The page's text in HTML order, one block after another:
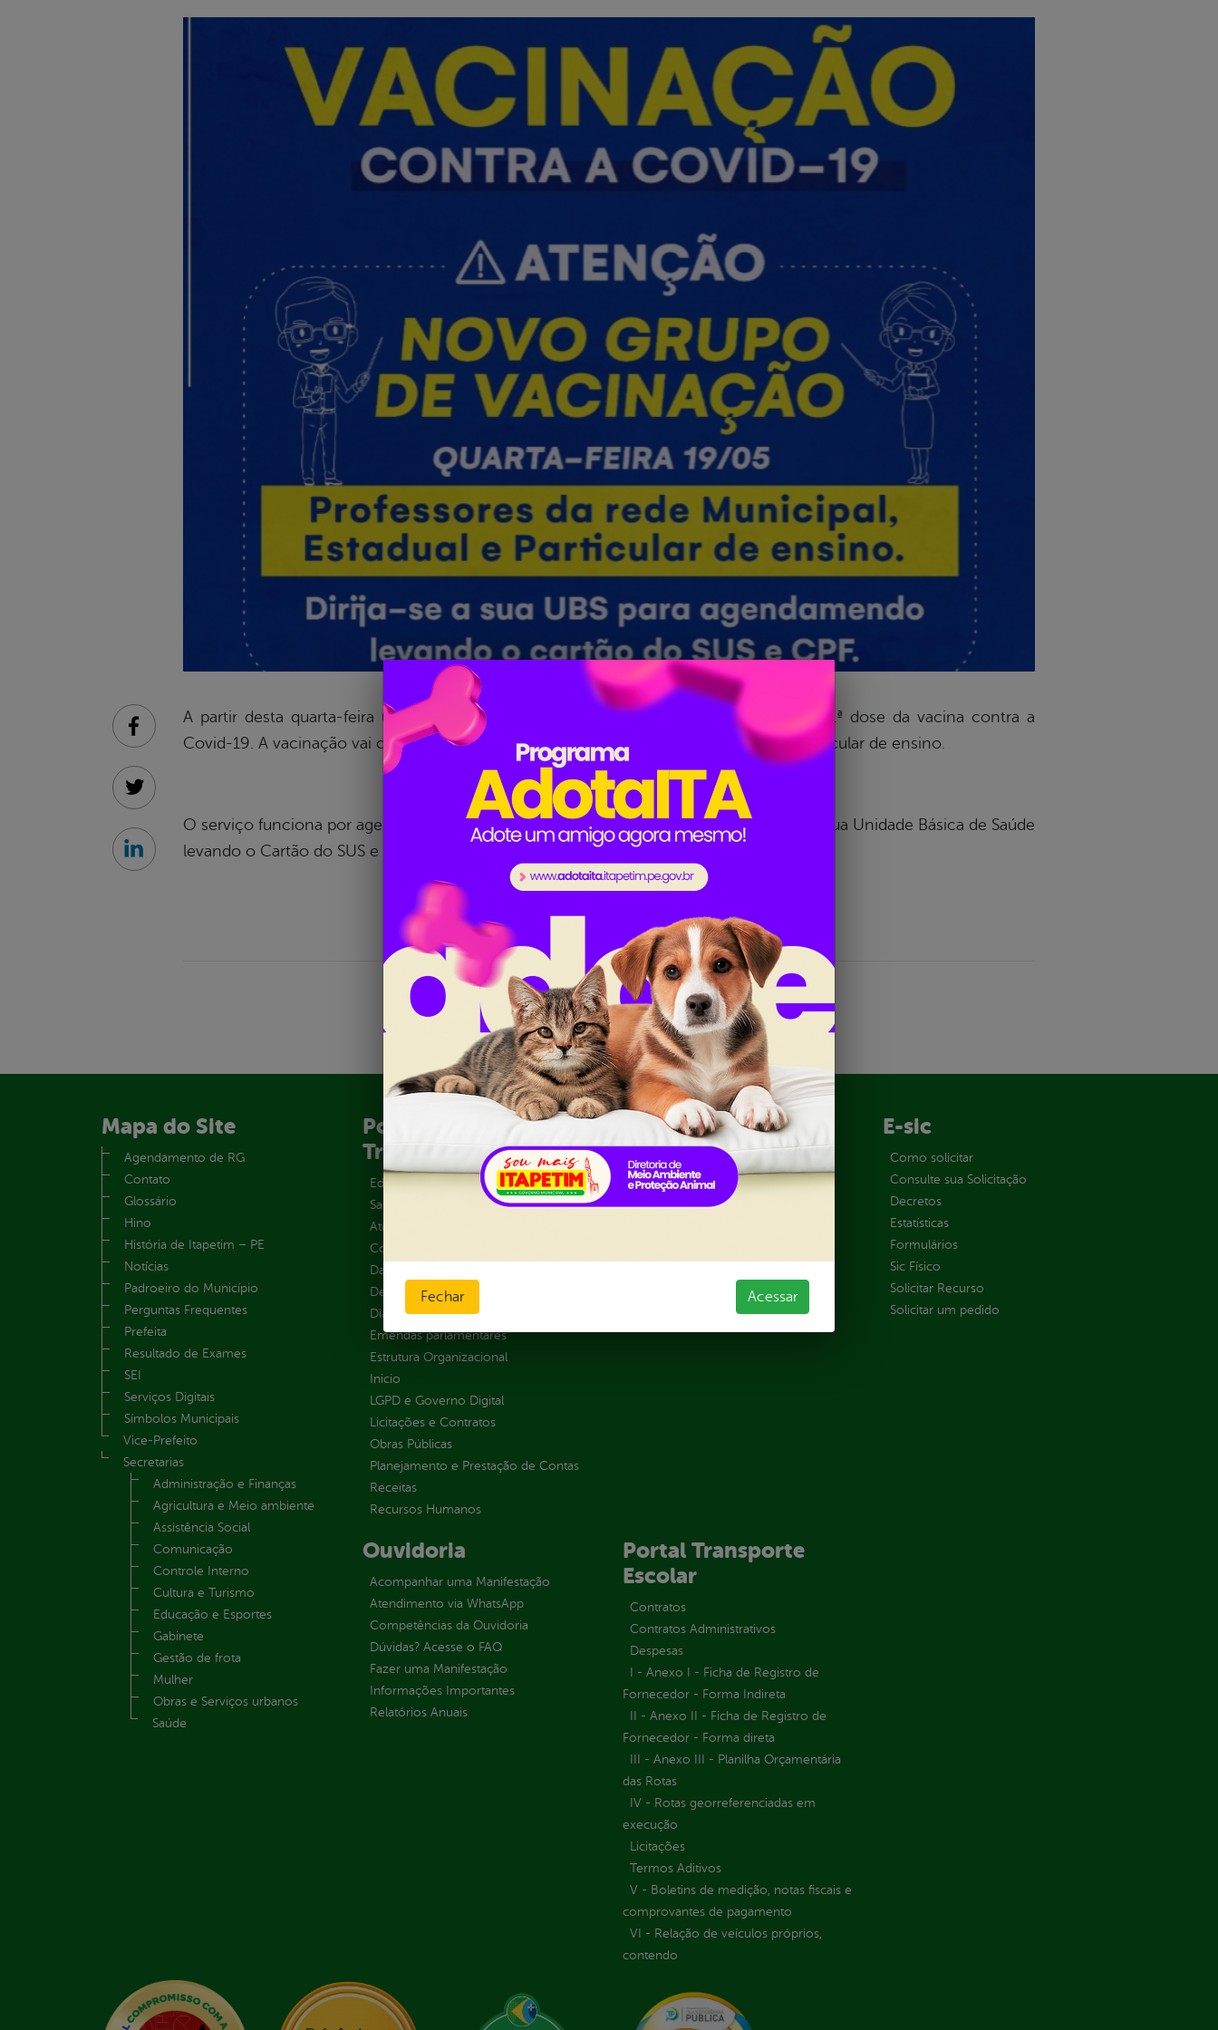
A partir desta quarta-feira (19/05), os professores de Itapetim começam a receber a 1ª dose da vacina contra a
Covid-19. A vacinação vai contemplar os profissionais da rede Municipal, Estadual e Particular de ensino.
O serviço funciona por agendamento e para agendar, os professores devem dirigir-se a sua Unidade Básica de Saúde
levando o Cartão do SUS e o CPF.
Facebook
Twitter
Linkedin
Mapa do Site
Agendamento de RG
Contato
Glossário
Hino
História de Itapetim – PE
Notícias
Padroeiro do Município
Perguntas Frequentes
Prefeita
Resultado de Exames
SEI
Serviços Digitais
Símbolos Municipais
Vice-Prefeito
Secretarias
Administração e Finanças
Agricultura e Meio ambiente
Assistência Social
Comunicação
Controle Interno
Cultura e Turismo
Educação e Esportes
Gabinete
Gestão de frota
Mulher
Obras e Serviços urbanos
Saúde
Portal da
Transparência
Educação
Saúde
Atos normativos
Convênios e Transferências
Dados Abertos
Despesas
Diárias
Emendas parlamentares
Estrutura Organizacional
Inicio
LGPD e Governo Digital
Licitações e Contratos
Obras Públicas
Planejamento e Prestação de Contas
Receitas
Recursos Humanos
Carta de Serviços
Ouvidoria e Serviço de Informação
Tribuna
E-sic
Como solicitar
Consulte sua Solicitação
Decretos
Estatísticas
Formulários
Sic Físico
Solicitar Recurso
Solicitar um pedido
Ouvidoria
Acompanhar uma Manifestação
Atendimento via WhatsApp
Competências da Ouvidoria
Dúvidas? Acesse o FAQ
Fazer uma Manifestação
Informações Importantes
Relatórios Anuais
Portal Transporte
Escolar
Contratos
Contratos Administrativos
Despesas
I - Anexo I - Ficha de Registro de
Fornecedor - Forma Indireta
II - Anexo II - Ficha de Registro de
Fornecedor - Forma direta
III - Anexo III - Planilha Orçamentária
das Rotas
IV - Rotas georreferenciadas em
execução
Licitações
Termos Aditivos
V - Boletins de medição, notas fiscais e
comprovantes de pagamento
VI - Relação de veículos próprios,
contendo
Fechar Acessar